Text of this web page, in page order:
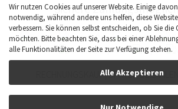
Wir nutzen Cookies auf unserer Website. Einige
notwendig, während andere uns helfen, diese
verbessern. Sie können selbst entscheiden, ob Sie die
möchten. Bitte beachten Sie, dass bei einer
alle Funktionalitäten der Seite zur Verfügung stehen.
Alle Akzeptieren
Sichere
RECHNUNGSKAUF | SPÄTER